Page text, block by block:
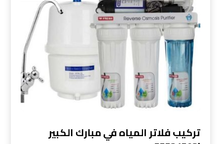
تركيب فلاتر المياه في مبارك الكبير